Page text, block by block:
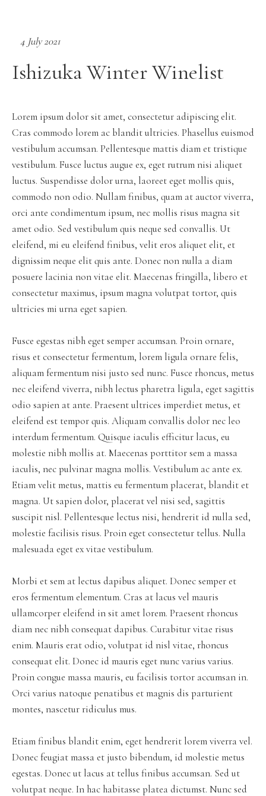
4 July 2021
Ishizuka Winter Winelist
Lorem ipsum dolor sit amet, consectetur adipiscing elit.
Cras commodo lorem ac blandit ultricies. Phasellus euismod
vestibulum accumsan. Pellentesque mattis diam et tristique
vestibulum. Fusce luctus augue ex, eget rutrum nisi aliquet
luctus. Suspendisse dolor urna, laoreet eget mollis quis,
commodo non odio. Nullam finibus, quam at auctor viverra,
orci ante condimentum ipsum, nec mollis risus magna sit
amet odio. Sed vestibulum quis neque sed convallis. Ut
eleifend, mi eu eleifend finibus, velit eros aliquet elit, et
dignissim neque elit quis ante. Donec non nulla a diam
posuere lacinia non vitae elit. Maecenas fringilla, libero et
consectetur maximus, ipsum magna volutpat tortor, quis
ultricies mi urna eget sapien.
Fusce egestas nibh eget semper accumsan. Proin ornare,
risus et consectetur fermentum, lorem ligula ornare felis,
aliquam fermentum nisi justo sed nunc. Fusce rhoncus, metus
nec eleifend viverra, nibh lectus pharetra ligula, eget sagittis
odio sapien at ante. Praesent ultrices imperdiet metus, et
eleifend est tempor quis. Aliquam convallis dolor nec leo
interdum fermentum. Quisque iaculis efficitur lacus, eu
molestie nibh mollis at. Maecenas porttitor sem a massa
iaculis, nec pulvinar magna mollis. Vestibulum ac ante ex.
Etiam velit metus, mattis eu fermentum placerat, blandit et
magna. Ut sapien dolor, placerat vel nisi sed, sagittis
suscipit nisl. Pellentesque lectus nisi, hendrerit id nulla sed,
molestie facilisis risus. Proin eget consectetur tellus. Nulla
malesuada eget ex vitae vestibulum.
Morbi et sem at lectus dapibus aliquet. Donec semper et
eros fermentum elementum. Cras at lacus vel mauris
ullamcorper eleifend in sit amet lorem. Praesent rhoncus
diam nec nibh consequat dapibus. Curabitur vitae risus
enim. Mauris erat odio, volutpat id nisl vitae, rhoncus
consequat elit. Donec id mauris eget nunc varius varius.
Proin congue massa mauris, eu facilisis tortor accumsan in.
Orci varius natoque penatibus et magnis dis parturient
montes, nascetur ridiculus mus.
Etiam finibus blandit enim, eget hendrerit lorem viverra vel.
Donec feugiat massa et justo bibendum, id molestie metus
egestas. Donec ut lacus at tellus finibus accumsan. Sed ut
volutpat neque. In hac habitasse platea dictumst. Nunc sed